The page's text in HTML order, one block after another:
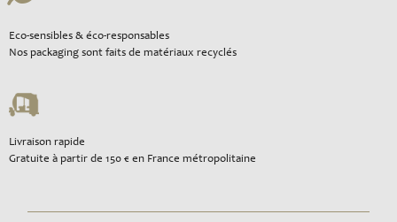
Eco-sensibles & éco-responsables
Nos packaging sont faits de matériaux recyclés
Livraison rapide
Gratuite à partir de 150 € en France métropolitaine